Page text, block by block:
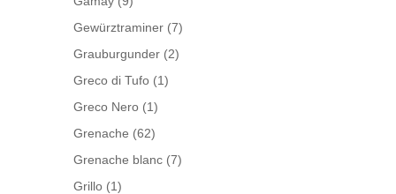
Gewürztraminer (7)
Grauburgunder (2)
Greco di Tufo (1)
Greco Nero (1)
Grenache (62)
Grenache blanc (7)
Grillo (1)